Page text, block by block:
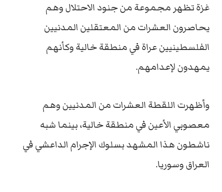
غزة تظهر مجموعة من جنود الاحتلال وهم
يحاصرون العشرات من المعتقلين المدنيين
الفلسطينيين عراة في منطقة خالية وكأنهم
يمهدون لإعدامهم.
وأظهرت اللقطة العشرات من المدنيين وهم
معصوبي الأعين في منطقة خالية، بينما شبه
ناشطون هذا المشهد بسلوك الإجرام الداعشي في
العراق وسوريا.